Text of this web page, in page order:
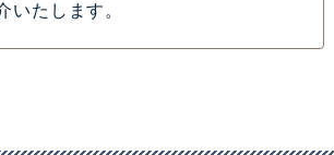
いたします。